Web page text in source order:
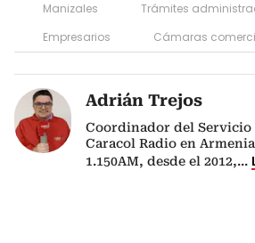
Manizales
Trámites
Empresarios
Cámaras
Adrián Trejos
Coordinador del
Caracol Radio en
1.150AM, desde el 2012,...